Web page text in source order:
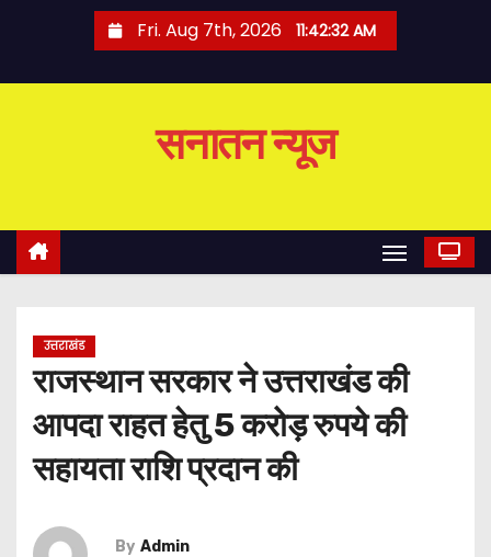
o
Fri. Aug 7th, 2026 11:42:32 AM
सनातन न्यूज
उत्तराखंड
राजस्थान सरकार ने उत्तराखंड की
आपदा राहत हेतु 5 करोड़ रुपये की
सहायता राशि प्रदान की
By Admin